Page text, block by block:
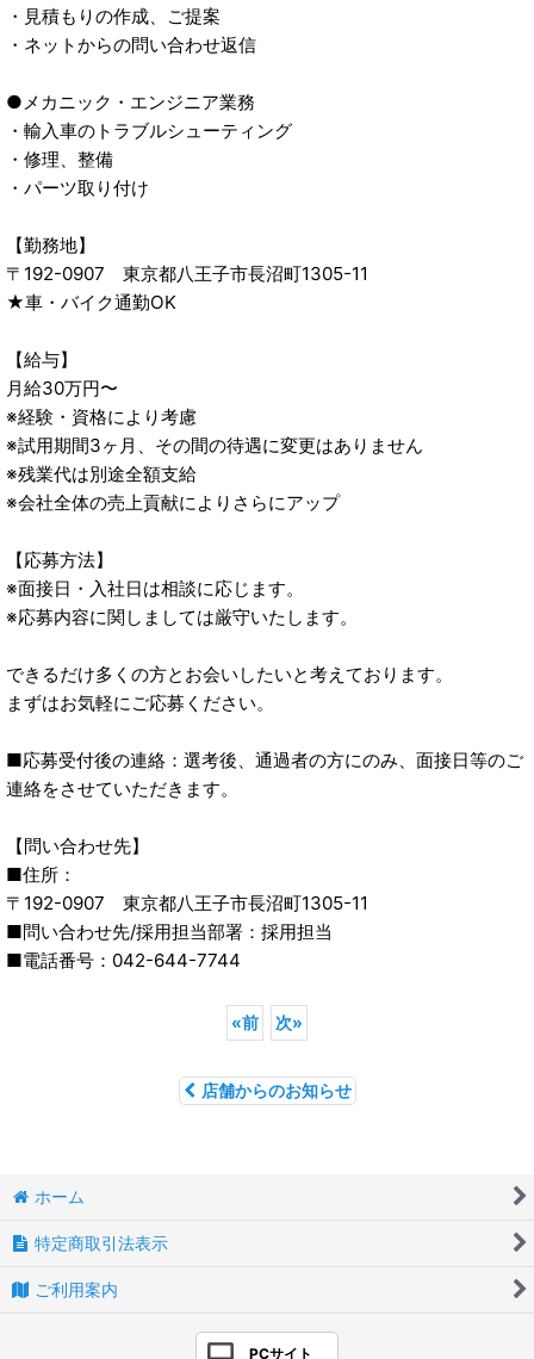
・見積もりの作成、ご提案
・ネットからの問い合わせ返信
●メカニック・エンジニア業務
・輸入車のトラブルシューティング
・修理、整備
・パーツ取り付け
【勤務地】
〒192-0907 東京都八王子市長沼町1305-11
★車・バイク通勤OK
【給与】
月給30万円〜
※経験・資格により考慮
※試用期間3ヶ月、その間の待遇に変更はありません
※残業代は別途全額支給
※会社全体の売上貢献によりさらにアップ
【応募方法】
※面接日・入社日は相談に応じます。
※応募内容に関しましては厳守いたします。
できるだけ多くの方とお会いしたいと考えております。
まずはお気軽にご応募ください。
■応募受付後の連絡：選考後、通過者の方にのみ、面接日等のご
連絡をさせていただきます。
【問い合わせ先】
■住所：
〒192-0907 東京都八王子市長沼町1305-11
■問い合わせ先/採用担当部署：採用担当
■電話番号：042-644-7744
«前 次»
店舗からのお知らせ
ホーム
特定商取引法表示
ご利用案内
PCサイト